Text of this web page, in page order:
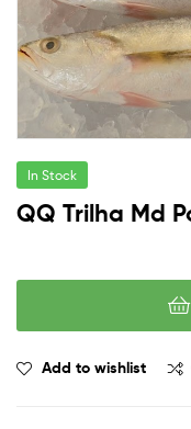
In Stock
QQ Trilha Md
Add to wishlist